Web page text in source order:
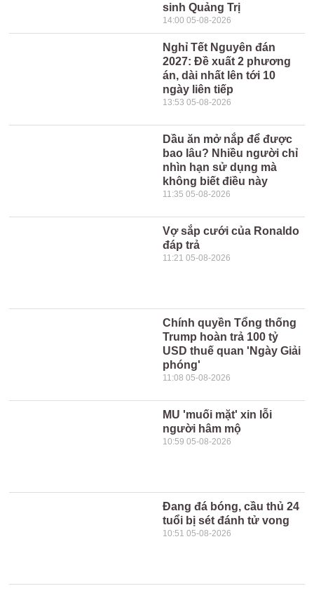
sinh Quảng Trị
14:00 05-08-2026
Nghỉ Tết Nguyên đán
2027: Đề xuất 2 phương
án, dài nhất lên tới 10
ngày liên tiếp
13:53 05-08-2026
Dầu ăn mở nắp để được
bao lâu? Nhiều người chỉ
nhìn hạn sử dụng mà
không biết điều này
11:35 05-08-2026
Vợ sắp cưới của Ronaldo
đáp trả
11:21 05-08-2026
Chính quyền Tổng thống
Trump hoàn trả 100 tỷ
USD thuế quan 'Ngày Giải
phóng'
11:08 05-08-2026
MU 'muối mặt' xin lỗi
người hâm mộ
10:59 05-08-2026
Đang đá bóng, cầu thủ 24
tuổi bị sét đánh tử vong
10:51 05-08-2026